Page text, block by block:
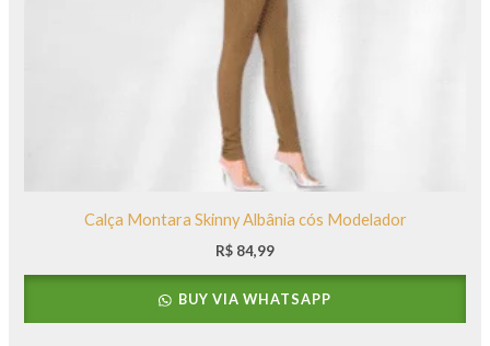
Calça Montara Skinny Albânia cós Modelador
R$ 84,99
BUY VIA WHATSAPP